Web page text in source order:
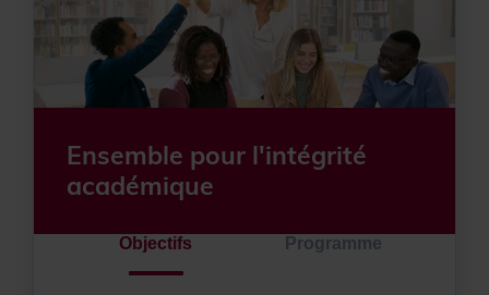
Ensemble pour l'intégrité
académique
Objectifs Programme